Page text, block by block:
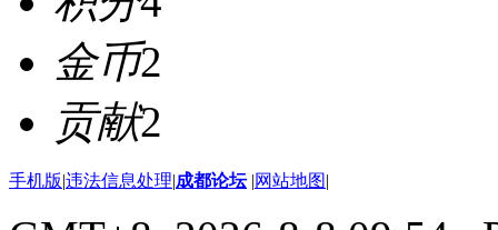
金币2
贡献2
手机版|违法信息处理|成都论坛 |网站地图|